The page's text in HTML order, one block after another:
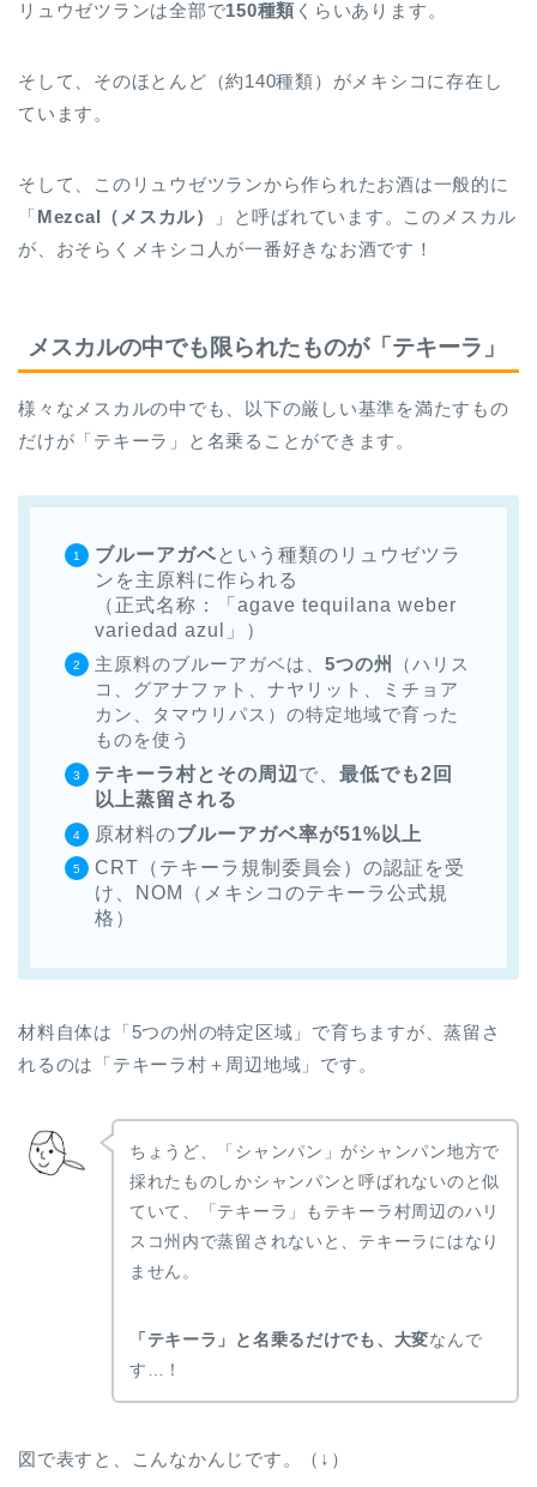
リュウゼツランは全部で150種類 くらいあります。
そして、そのほとんど（約140種類）がメキシコに存在し
ています。
そして、このリュウゼツランから作られたお酒は一般的に
「 Mezcal（メスカル）
」と呼ばれています。このメスカル
が、おそらくメキシコ人が一番好きなお酒です！
メスカルの中でも限られたものが「テキーラ」
様々なメスカルの中でも、以下の厳しい基準を満たすもの
だけが「テキーラ」と名乗ることができます。
ブルーアガベという種類のリュウゼツラ
ンを主原料に作られる
（正式名称：「agave tequilana weber
variedad azul」）
主原料のブルーアガベは、 5つの州
（ハリス
コ、グアナファト、ナヤリット、ミチョア
カン、タマウリパス）の特定地域で育った
ものを使う
テキーラ村とその周辺 で、 最低でも2回
以上蒸留される
原材料のブルーアガベ率が51%以上
CRT（テキーラ規制委員会）の認証を受
け、NOM（メキシコのテキーラ公式規
格）
材料自体は「5つの州の特定区域」で育ちますが、蒸留さ
れるのは「テキーラ村＋周辺地域」です。
ちょうど、「シャンパン」がシャンパン地方で
採れたものしかシャンパンと呼ばれないのと似
ていて、「テキーラ」もテキーラ村周辺のハリ
スコ州内で蒸留されないと、テキーラにはなり
ません。
「テキーラ」と名乗るだけでも、大変なんで
す…！
図で表すと、こんなかんじです。（↓）